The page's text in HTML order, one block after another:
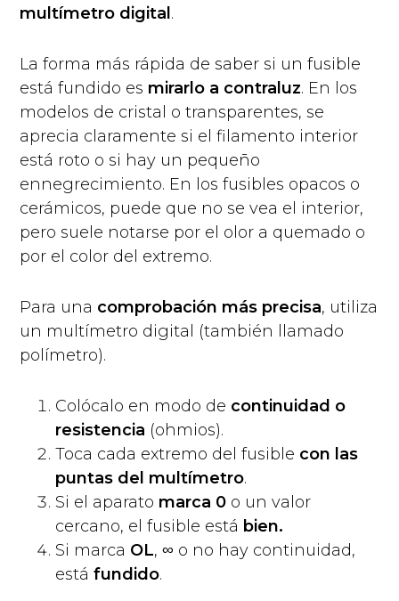
multímetro digital .
La forma más rápida de saber si un fusible
está fundido es mirarlo a contraluz. En los
modelos de cristal o transparentes, se
aprecia claramente si el filamento interior
está roto o si hay un pequeño
ennegrecimiento. En los fusibles opacos o
cerámicos, puede que no se vea el interior,
pero suele notarse por el olor a quemado o
por el color del extremo.
Para una comprobación más precisa, utiliza
un multímetro digital (también llamado
polímetro).
Colócalo en modo de continuidad o
resistencia (ohmios).
Toca cada extremo del fusible con las
puntas del multímetro.
Si el aparato marca 0 o un valor
cercano, el fusible está bien.
Si marca OL, ∞ o no hay continuidad,
estáfundido.